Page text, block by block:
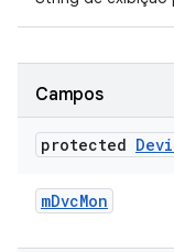
Campos
protected
mDvcMon